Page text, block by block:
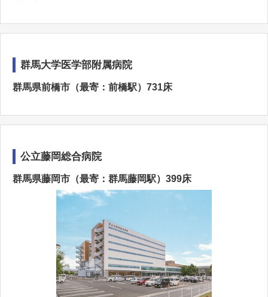
群馬大学医学部附属病院
群馬県前橋市（最寄：前橋駅）731床
公立藤岡総合病院
群馬県藤岡市（最寄：群馬藤岡駅）399床